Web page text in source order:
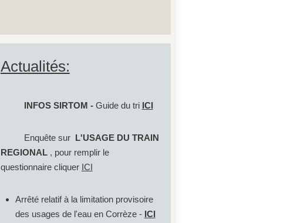
Actualités:
INFOS SIRTOM -Guide du tri ICI
Enquête sur L'USAGE DU TRAIN
REGIONAL, pour remplir le
questionnaire cliquer ICI
Arrêté relatif à la limitation provisoire
des usages de l'eau en Corrèze - ICI